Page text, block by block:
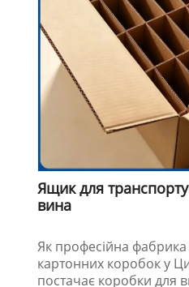
Ящик для
вина
Як професійна
картонних коробок у
постачає коробки для